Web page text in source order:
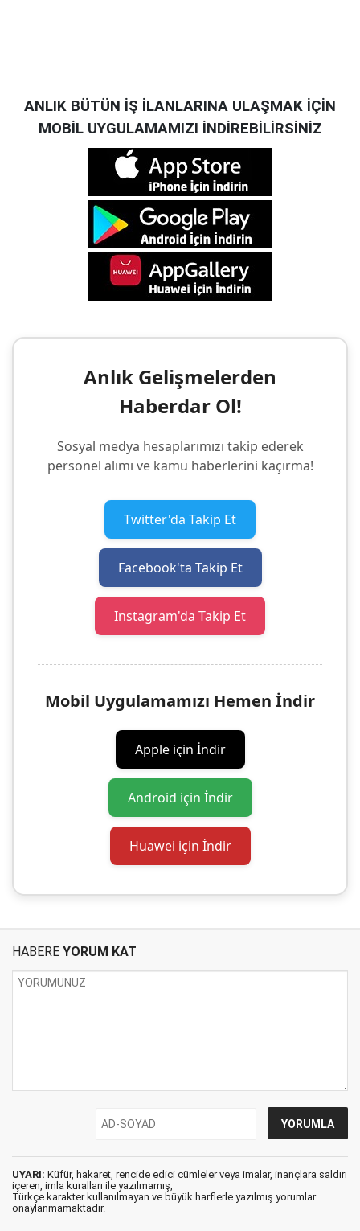
ANLIK BÜTÜN İŞ İLANLARINA ULAŞMAK İÇİN
MOBİL UYGULAMAMIZI İNDİREBİLİRSİNİZ
Anlık Gelişmelerden
Haberdar Ol!
Sosyal medya hesaplarımızı takip ederek
personel alımı ve kamu haberlerini kaçırma!
Twitter'da Takip Et
Facebook'ta Takip Et
Instagram'da Takip Et
Mobil Uygulamamızı Hemen İndir
Apple için İndir
Android için İndir
Huawei için İndir
HABERE YORUM KAT
UYARI: Küfür, hakaret, rencide edici cümleler veya imalar, inançlara saldırı
içeren, imla kuralları ile yazılmamış,
Türkçe karakter kullanılmayan ve büyük harflerle yazılmış yorumlar
onaylanmamaktadır.